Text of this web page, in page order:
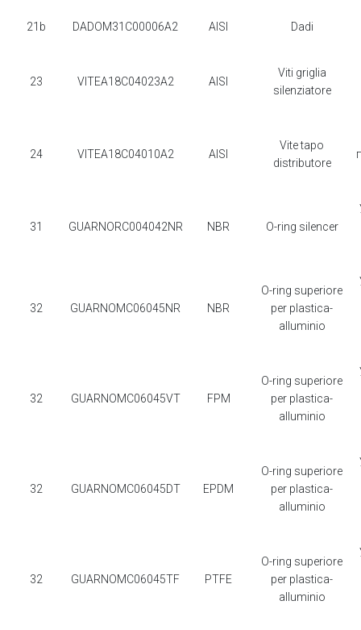
21b DADOM31C00006A2 AISI Dadi
23 VITEA18C04023A2 AISI
Viti griglia
silenziatore
24 VITEA18C04010A2 AISI
Vite tapo
distributore
31 GUARNORC004042NR NBR O-ring silencer
32 GUARNOMC06045NR NBR
O-ring superiore
per plastica-
alluminio
32 GUARNOMC06045VT FPM
O-ring superiore
per plastica-
alluminio
32 GUARNOMC06045DT EPDM
O-ring superiore
per plastica-
alluminio
32 GUARNOMC06045TF PTFE
O-ring superiore
per plastica-
alluminio